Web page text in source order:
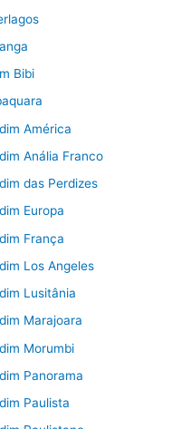
Bibi
América
Anália Franco
das Perdizes
Europa
França
Los Angeles
Lusitânia
Marajoara
Morumbi
Panorama
Paulista